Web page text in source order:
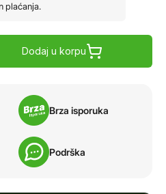
plaćanja.
Dodaj u korpu
Brza isporuka
Podrška